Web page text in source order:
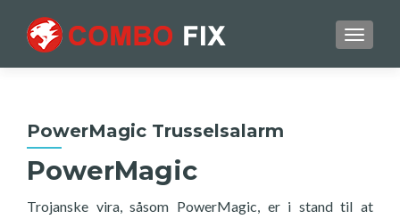
PowerMagic Trusselsalarm
PowerMagic
Trojanske vira, såsom PowerMagic, er i stand til at